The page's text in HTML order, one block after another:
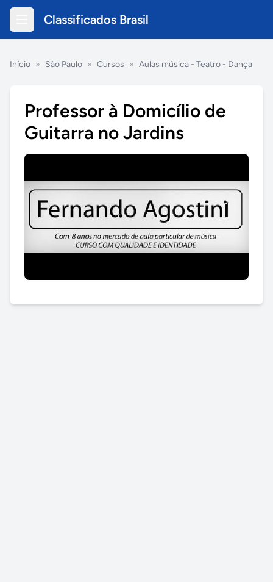
Classificados Brasil
Início » São Paulo » Cursos » Aulas música - Teatro - Dança
Professor à Domicílio de
Guitarra no Jardins